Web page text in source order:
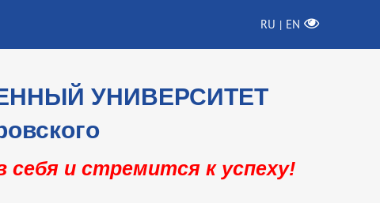
RU | EN
УНИВЕРСИТЕТ
и стремится к успеху!